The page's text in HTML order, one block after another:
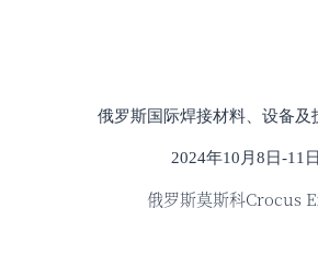
俄罗斯国际焊接材料、设备及
2024年10月8日-11日
俄罗斯莫斯科Crocus